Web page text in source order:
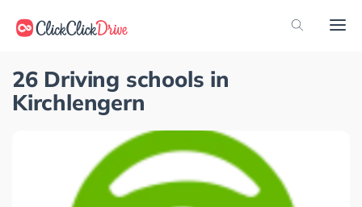
26 Driving schools in
Kirchlengern